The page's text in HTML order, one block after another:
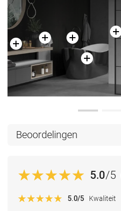
Beoordelingen
5.0/5
5.0/5 Kwaliteit